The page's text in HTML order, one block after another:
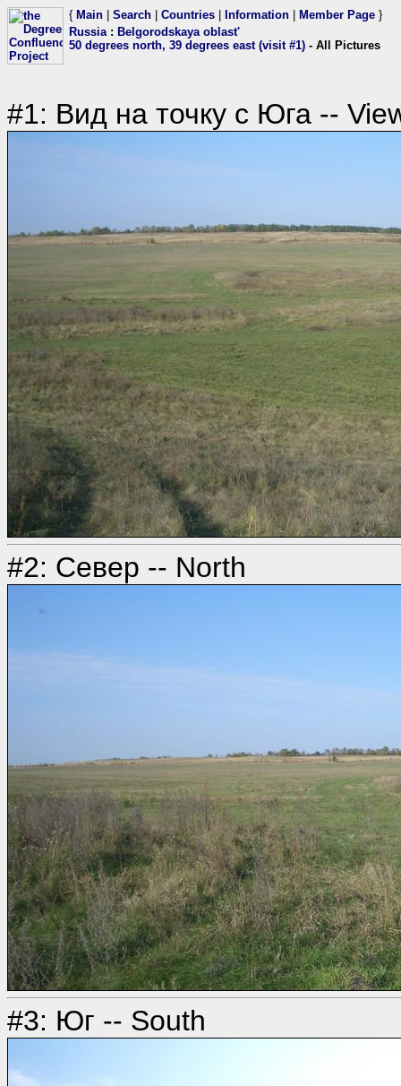
{ Main Search Countries Information Member Page }
Russia: Belgorodskaya oblast'
50 degrees north, 39 degrees east (visit #1) - All Pictures
#1: Вид на точку с Юга --
#2: Север -- North
#3: Юг -- South